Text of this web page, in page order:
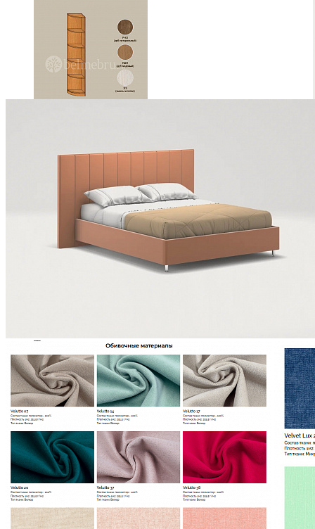
Деревянные кровати с подъемным механизмом
Кровати односпальные с подъемным механизмом
Кровати двуспальные с подъемным механизмом
Кровати полутороспальные с подъемным
Зеркала
Кровати двуспальные
Тахта
Туалетные столики
Тумбы прикроватные
Шкафы для одежды
Антресоли на шкаф
Полки и ящики в шкаф для одежды
Шкаф 1-дверный для одежды и белья
Шкафы 2-х дверные для одежды и белья
Шкафы 3-х дверные для одежды и белья
Шкафы 4-х дверные для одежды и белья
Шкафы 5-ти дверные для одежды и белья
Шкафы 6-ти дверные для одежды и белья
Шкафы купе для одежды и белья
Шкафы угловые для одежды и белья
Ящики и короба